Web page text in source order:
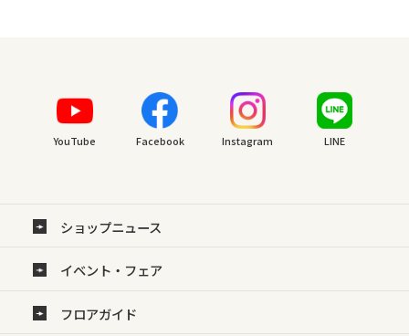
YouTube Facebook Instagram LINE
ショップニュース
イベント・フェア
フロアガイド